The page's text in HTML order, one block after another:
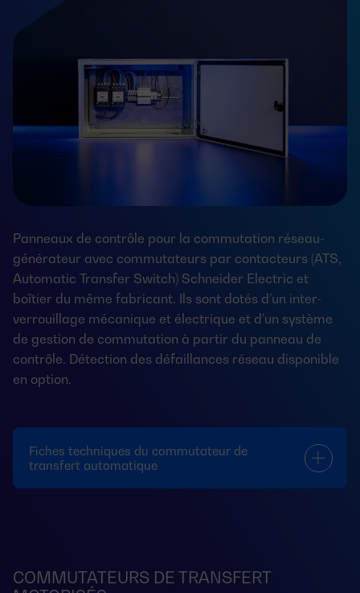
Panneaux de contrôle pour la commutation réseau-
générateur avec commutateurs par contacteurs (ATS,
Automatic Transfer Switch) Schneider Electric et
boîtier du même fabricant. Ils sont dotés d’un inter-
verrouillage mécanique et électrique et d’un système
de gestion de commutation à partir du panneau de
contrôle. Détection des défaillances réseau disponible
en option.
Fiches techniques du commutateur de
transfert automatique
COMMUTATEURS DE TRANSFERT